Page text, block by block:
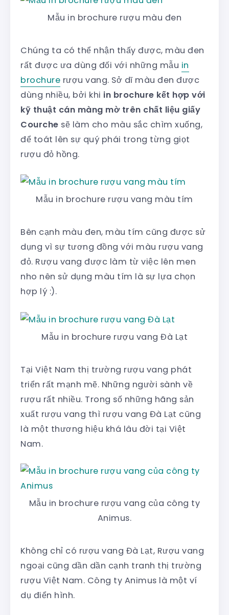
Mẫu in brochure rượu màu đen
Chúng ta có thể nhận thấy được, màu đen
rất được ưa dùng đối với những mẫu in
brochure rượu vang. Sở dĩ màu đen được
dùng nhiều, bởi khi in brochure kết hợp với
kỹ thuật cán màng mờ trên chất liệu giấy
Courche sẽ làm cho màu sắc chìm xuống,
để toát lên sự quý phái trong từng giọt
rượu đỏ hồng.
Mẫu in brochure rượu vang màu tím
Bên cạnh màu đen, màu tím cũng được sử
dụng vì sự tương đồng với màu rượu vang
đỏ. Rượu vang được làm từ việc lên men
nho nên sử dụng màu tím là sự lựa chọn
hợp lý :).
Mẫu in brochure rượu vang Đà Lạt
Tại Việt Nam thị trường rượu vang phát
triển rất mạnh mẽ. Những người sành về
rượu rất nhiều. Trong số những hãng sản
xuất rượu vang thì rượu vang Đà Lạt cũng
là một thương hiệu khá lâu đời tại Việt
Nam.
Mẫu in brochure rượu vang của công ty
Animus.
Không chỉ có rượu vang Đà Lạt, Rượu vang
ngoại cũng dần dần cạnh tranh thị trường
rượu Việt Nam. Công ty Animus là một ví
dụ điển hình.